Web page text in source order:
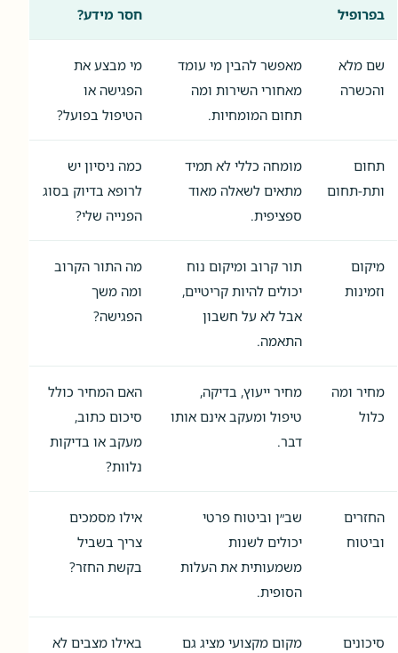
בפרופיל
חסר מידע?
שם מלא
והכשרה
מאפשר להבין מי עומד
מאחורי השירות ומה
תחום המומחיות.
מי מבצע את
הפגישה או
הטיפול בפועל?
תחום
ותת-תחום
מומחה כללי לא תמיד
מתאים לשאלה מאוד
ספציפית.
כמה ניסיון יש
לרופא בדיוק בסוג
הפנייה שלי?
מיקום
וזמינות
תור קרוב ומיקום נוח
יכולים להיות קריטיים,
אבל לא על חשבון
התאמה.
מה התור הקרוב
ומה משך
הפגישה?
מחיר ומה
כלול
מחיר ייעוץ, בדיקה,
טיפול ומעקב אינם אותו
דבר.
האם המחיר כולל
סיכום כתוב,
מעקב או בדיקות
נלוות?
החזרים
וביטוח
שב״ן וביטוח פרטי
יכולים לשנות
משמעותית את העלות
הסופית.
אילו מסמכים
צריך בשביל
בקשת החזר?
סיכונים
מקום מקצועי מציג גם
באילו מצבים לא